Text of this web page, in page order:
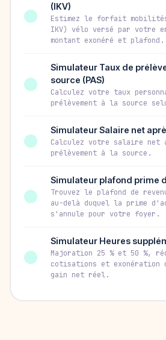
(IKV)
Estimez le forfait
IKV) vélo versé par votre
montant exonéré et plafond.
Simulateur Taux de
source (PAS)
Calculez votre taux
prélèvement à la source
Simulateur Salaire net
Calculez votre salaire net
prélèvement à la source.
Simulateur plafond prime
Trouvez le plafond de
au-delà duquel la prime
s'annule pour votre foyer.
Simulateur Heures
Majoration 25 % et 50 %,
cotisations et exonération
gain net réel.